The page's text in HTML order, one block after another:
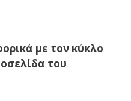
με τον κύκλο
του